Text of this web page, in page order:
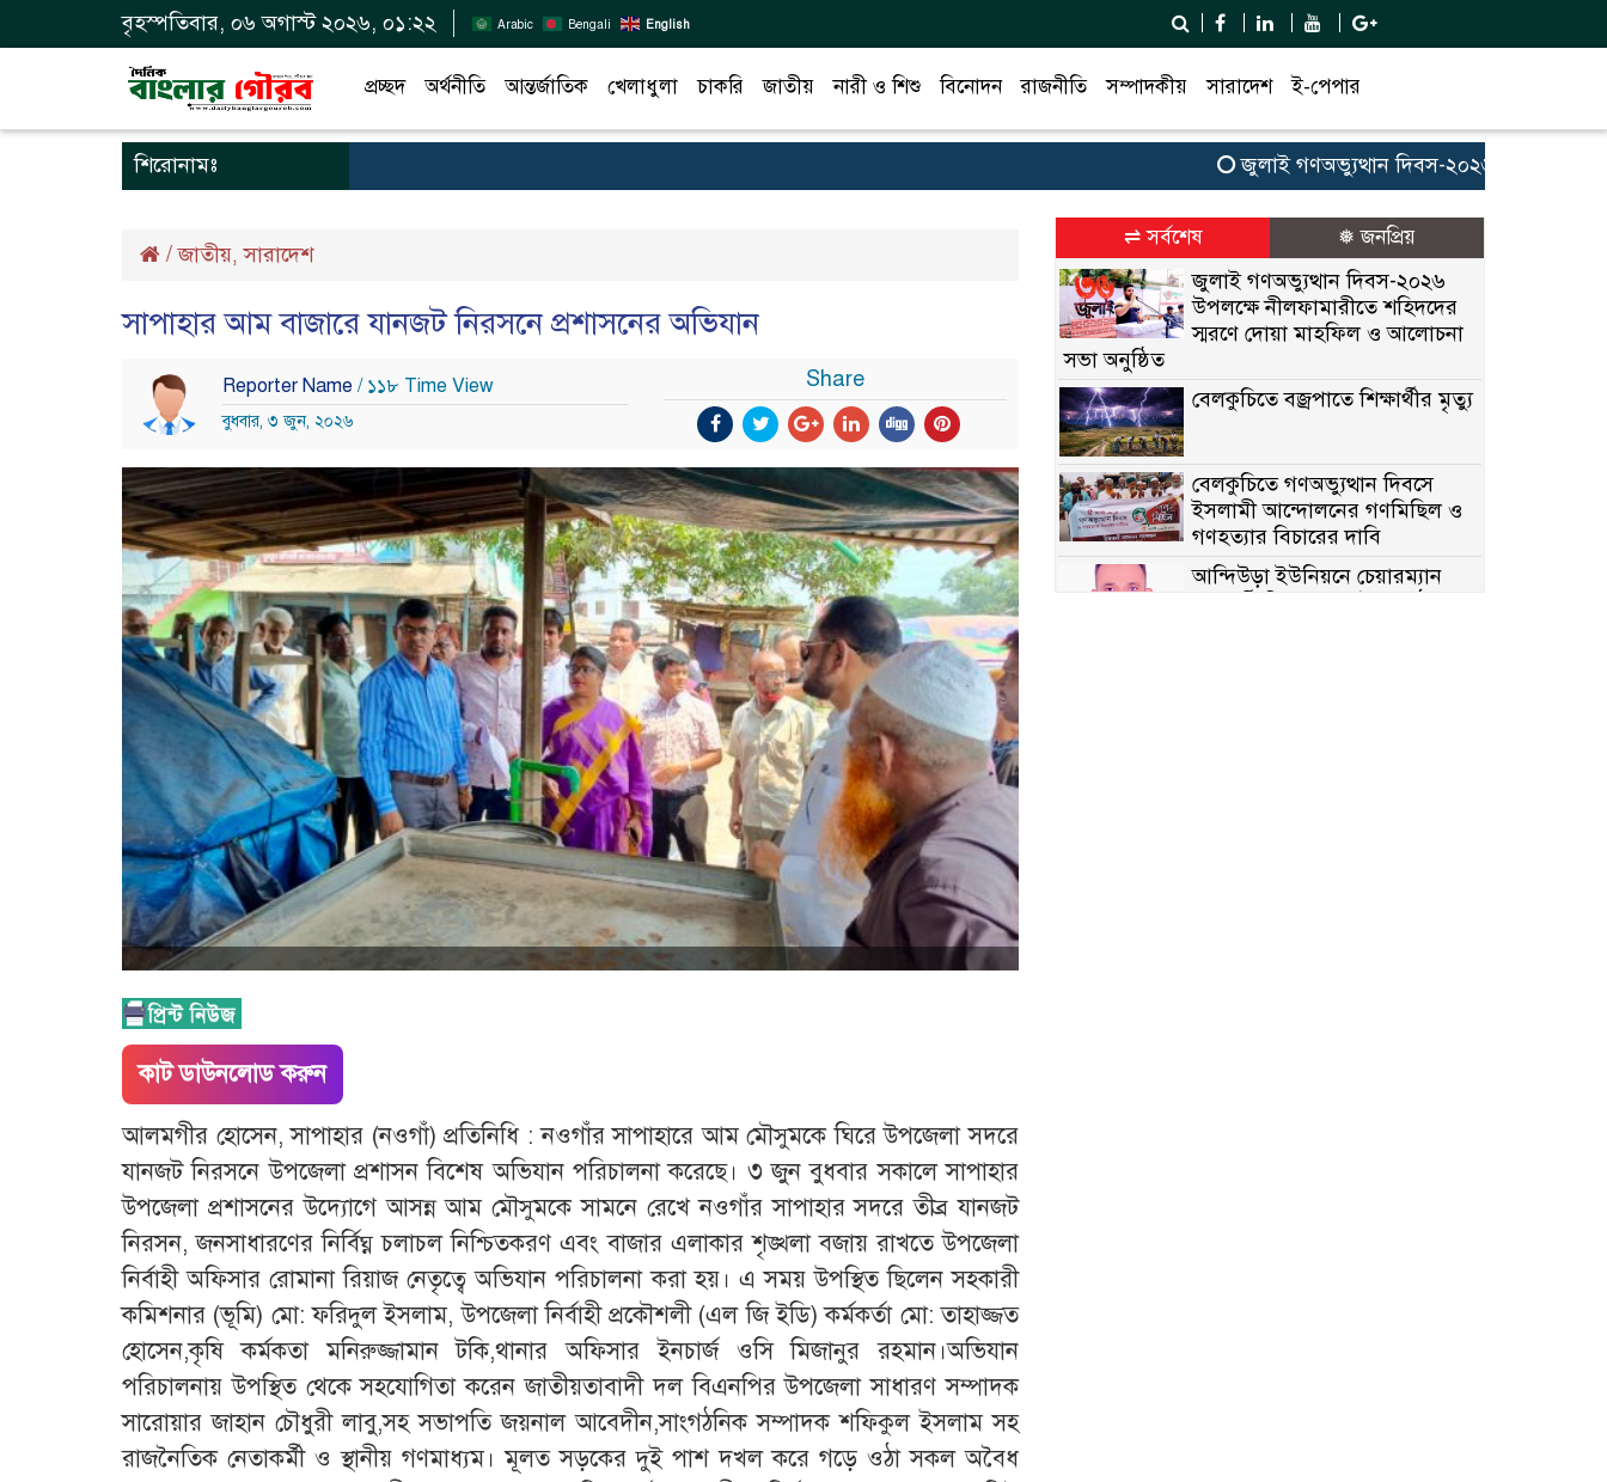
বৃহস্পতিবার, ০৬ অগাস্ট ২০২৬, ০১:২২ Arabic Bengali English
প্রচ্ছদ অর্থনীতি আন্তর্জাতিক খেলাধুলা চাকরি জাতীয় নারী ও শিশু বিনোদন রাজনীতি সম্পাদকীয় সারাদেশ ই-পেপার
শিরোনামঃ জুলাই গণঅভ্যুত্থান দিবস-২০২৬ উপলক্ষে
/জাতীয়,সারাদেশ
সাপাহার আম বাজারে যানজট নিরসনে প্রশাসনের অভিযান
Reporter Name / ১১৮ Time View
বুধবার, ৩ জুন, ২০২৬
Share
কাট ডাউনলোড করুন
আলমগীর হোসেন, সাপাহার (নওগাঁ) প্রতিনিধি : নওগাঁর সাপাহারে আম মৌসুমকে ঘিরে উপজেলা সদরে
যানজট নিরসনে উপজেলা প্রশাসন বিশেষ অভিযান পরিচালনা করেছে। ৩ জুন বুধবার সকালে সাপাহার
উপজেলা প্রশাসনের উদ্যোগে আসন্ন আম মৌসুমকে সামনে রেখে নওগাঁর সাপাহার সদরে তীব্র যানজট
নিরসন, জনসাধারণের নির্বিঘ্ন চলাচল নিশ্চিতকরণ এবং বাজার এলাকার শৃঙ্খলা বজায় রাখতে উপজেলা
নির্বাহী অফিসার রোমানা রিয়াজ নেতৃত্বে অভিযান পরিচালনা করা হয়। এ সময় উপস্থিত ছিলেন সহকারী
কমিশনার (ভূমি) মো: ফরিদুল ইসলাম, উপজেলা নির্বাহী প্রকৌশলী (এল জি ইডি) কর্মকর্তা মো: তাহাজ্জত
হোসেন,কৃষি কর্মকতা মনিরুজ্জামান টকি,থানার অফিসার ইনচার্জ ওসি মিজানুর রহমান।অভিযান
পরিচালনায় উপস্থিত থেকে সহযোগিতা করেন জাতীয়তাবাদী দল বিএনপির উপজেলা সাধারণ সম্পাদক
সারোয়ার জাহান চৌধুরী লাবু,সহ সভাপতি জয়নাল আবেদীন,সাংগঠনিক সম্পাদক শফিকুল ইসলাম সহ
রাজনৈতিক নেতাকর্মী ও স্থানীয় গণমাধ্যম। মূলত সড়কের দুই পাশ দখল করে গড়ে ওঠা সকল অবৈধ
⇌ সর্বশেষ ❅ জনপ্রিয়
জুলাই গণঅভ্যুত্থান দিবস-২০২৬
উপলক্ষে নীলফামারীতে শহিদদের
স্মরণে দোয়া মাহফিল ও আলোচনা
সভা অনুষ্ঠিত
বেলকুচিতে বজ্রপাতে শিক্ষার্থীর মৃত্যু
বেলকুচিতে গণঅভ্যুত্থান দিবসে
ইসলামী আন্দোলনের গণমিছিল ও
গণহত্যার বিচারের দাবি
আন্দিউড়া ইউনিয়নে চেয়ারম্যান